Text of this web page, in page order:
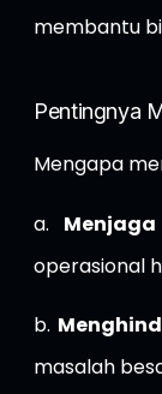
membantu
Pentingnya
Mengapa
a.
operasional
b.
masalah